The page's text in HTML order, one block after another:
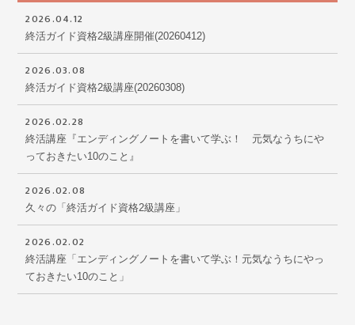
2026.04.12
終活ガイド資格2級講座開催(20260412)
2026.03.08
終活ガイド資格2級講座(20260308)
2026.02.28
終活講座『エンディングノートを書いて学ぶ！ 元気なうちにや
っておきたい10のこと』
2026.02.08
久々の「終活ガイド資格2級講座」
2026.02.02
終活講座「エンディングノートを書いて学ぶ！元気なうちにやっ
ておきたい10のこと」